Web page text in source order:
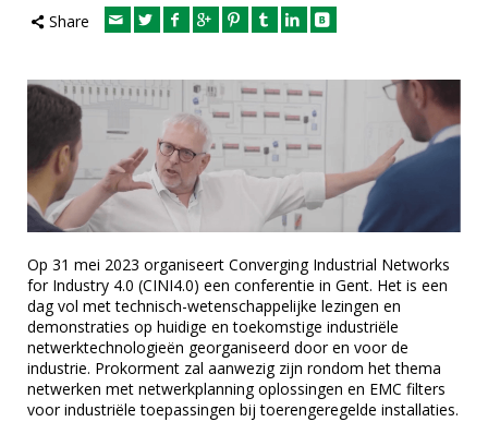
Share
Op 31 mei 2023 organiseert Converging Industrial Networks
for Industry 4.0 (CINI4.0) een conferentie in Gent. Het is een
dag vol met technisch-wetenschappelijke lezingen en
demonstraties op huidige en toekomstige industriële
netwerktechnologieën georganiseerd door en voor de
industrie. Prokorment zal aanwezig zijn rondom het thema
netwerken met netwerkplanning oplossingen en EMC filters
voor industriële toepassingen bij toerengeregelde installaties.